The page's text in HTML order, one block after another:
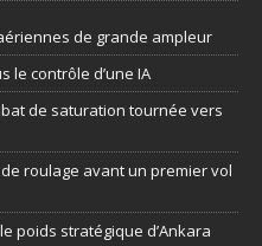
de grande ampleur
le contrôle d’une IA
de saturation tournée vers
roulage avant un premier vol
poids stratégique d’Ankara